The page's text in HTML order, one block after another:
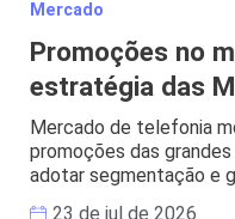
Mercado
Promoções no
estratégia das
Mercado de telefonia
promoções das
adotar segmentação e
23 de jul de 2026